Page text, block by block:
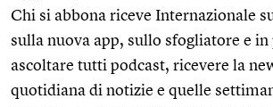
Chi si abbona riceve Internazionale
sulla nuova app, sullo sfogliatore e
ascoltare tutti podcast, ricevere la
quotidiana di notizie e quelle